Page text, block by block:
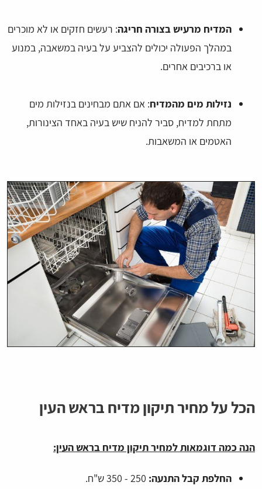
המדיח מרעיש בצורה חריגה: רעשים חזקים או לא מוכרים
במהלך הפעולה יכולים להצביע על בעיה במשאבה, במנוע
או ברכיבים אחרים.
נזילות מים מהמדיח: אם אתם מבחינים בנזילות מים
מתחת למדיח, סביר להניח שיש בעיה באחד הצינורות,
האטמים או המשאבות.
הכל על מחיר תיקון מדיח בראש העין
הנה כמה דוגמאות למחיר תיקון מדיח בראש העין:
החלפת קבל התנעה: 250 - 350 ש"ח.